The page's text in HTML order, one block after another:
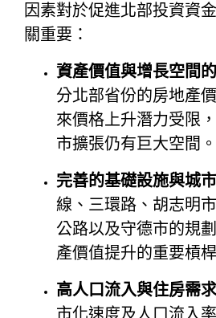
因素對於促進北部投資資
關重要：
資產價值與增長空間
分北部省份的房地產
來價格上升潛力受限
市擴張仍有巨大空間。
完善的基礎設施與城
線、三環路、胡志明
公路以及守德市的規
產價值提升的重要槓桿
高人口流入與住房需求